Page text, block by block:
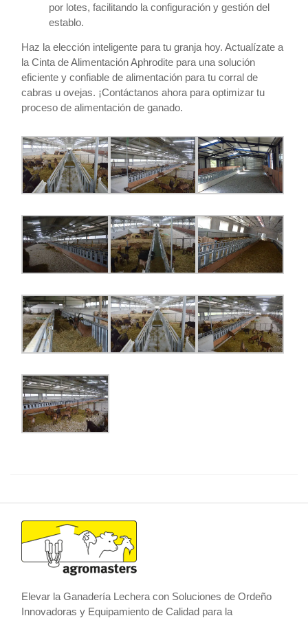
por lotes, facilitando la configuración y gestión del
establo.
Haz la elección inteligente para tu granja hoy. Actualízate a
la Cinta de Alimentación Aphrodite para una solución
eficiente y confiable de alimentación para tu corral de
cabras u ovejas. ¡Contáctanos ahora para optimizar tu
proceso de alimentación de ganado.
Elevar la Ganadería Lechera con Soluciones de Ordeño
Innovadoras y Equipamiento de Calidad para la